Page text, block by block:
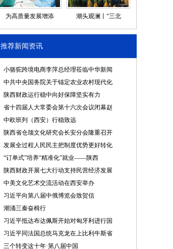
为高质量发展增添 潮头观澜丨“三北
推荐新闻资讯
小骆驼跨境电商李萍总经理莅临中华新闻
中共中央国务院关于锚定农业农村现代化
陕西财政运行稳中向好保障坚实有力
省十四届人大常委会第十六次会议闭幕赵
中欧班列（西安）行稳致远
陕西省仓颉文化研究会长安分会隆重召开
发展全过程人民民主把制度优势更好转化
“订单式”培养“精准化”就业——陕西
陕西财政开展七大行动支持民营经济发展
中美文化艺术交流活动在西安举办
习近平向第八届中俄博览会致贺信
潮涌三秦奋楫行
习近平抵达布达佩斯开始对匈牙利进行国
习近平同法国总统马克龙在上比利牛斯省
三个转变这十年·第八届中国